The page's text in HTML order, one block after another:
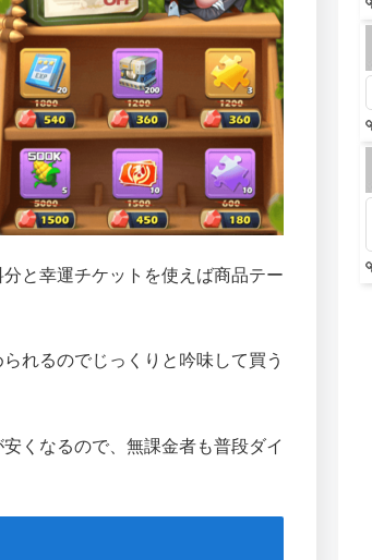
と幸運チケットを使えば商品テー
れるのでじっくりと吟味して買う
くなるので、無課金者も普段ダイ